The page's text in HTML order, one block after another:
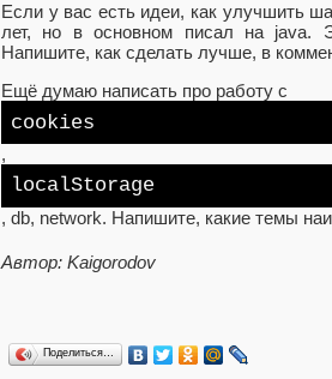
Если у вас есть идеи, как улучшить
лет, но в основном писал на java.
Напишите, как сделать лучше, в
Ещё думаю написать про работу с
cookies
,
localStorage
, db, network. Напишите, какие темы
Автор: Kaigorodov
Поделиться…